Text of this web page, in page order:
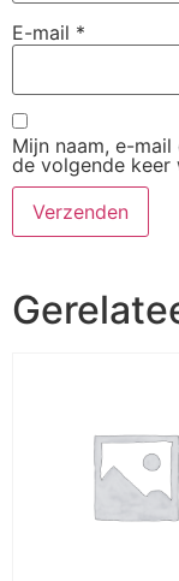
E-mail *
Mijn naam, e-
de volgende keer